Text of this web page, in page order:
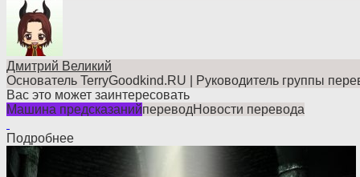
Дмитрий Великий
Основатель TerryGoodkind.RU | Руководитель группы
Вас это может заинтересовать
Машина предсказанийпереводНовости перевода
Подробнее